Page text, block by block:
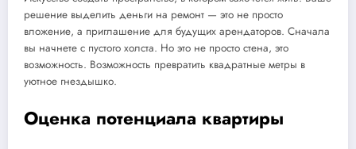
решение выделить деньги на ремонт — это не просто
вложение, а приглашение для будущих арендаторов. Сначала
вы начнете с пустого холста. Но это не просто стена, это
возможность. Возможность превратить квадратные метры в
уютное гнездышко.
Оценка потенциала квартиры